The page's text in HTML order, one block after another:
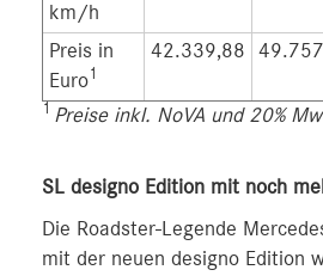
km/h
Preis in
Euro1
42.339,88
1 Preise inkl. NoVA und 20%
SL designo Edition mit noch
Die Roadster-Legende
mit der neuen designo Edition